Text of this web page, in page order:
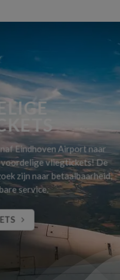
Eindhoven Airport naar
voordelige vliegtickets! De
zijn naar betaalbaarheid,
service.